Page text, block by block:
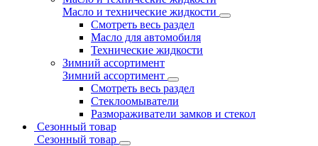
Масло и технические жидкости
Смотреть весь раздел
Масло для автомобиля
Технические жидкости
Зимний ассортимент
Зимний ассортимент
Смотреть весь раздел
Стеклоомыватели
Размораживатели замков и стекол
Сезонный товар
Сезонный товар